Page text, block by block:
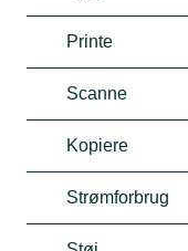
Printe
Scanne
Kopiere
Strømforbrug